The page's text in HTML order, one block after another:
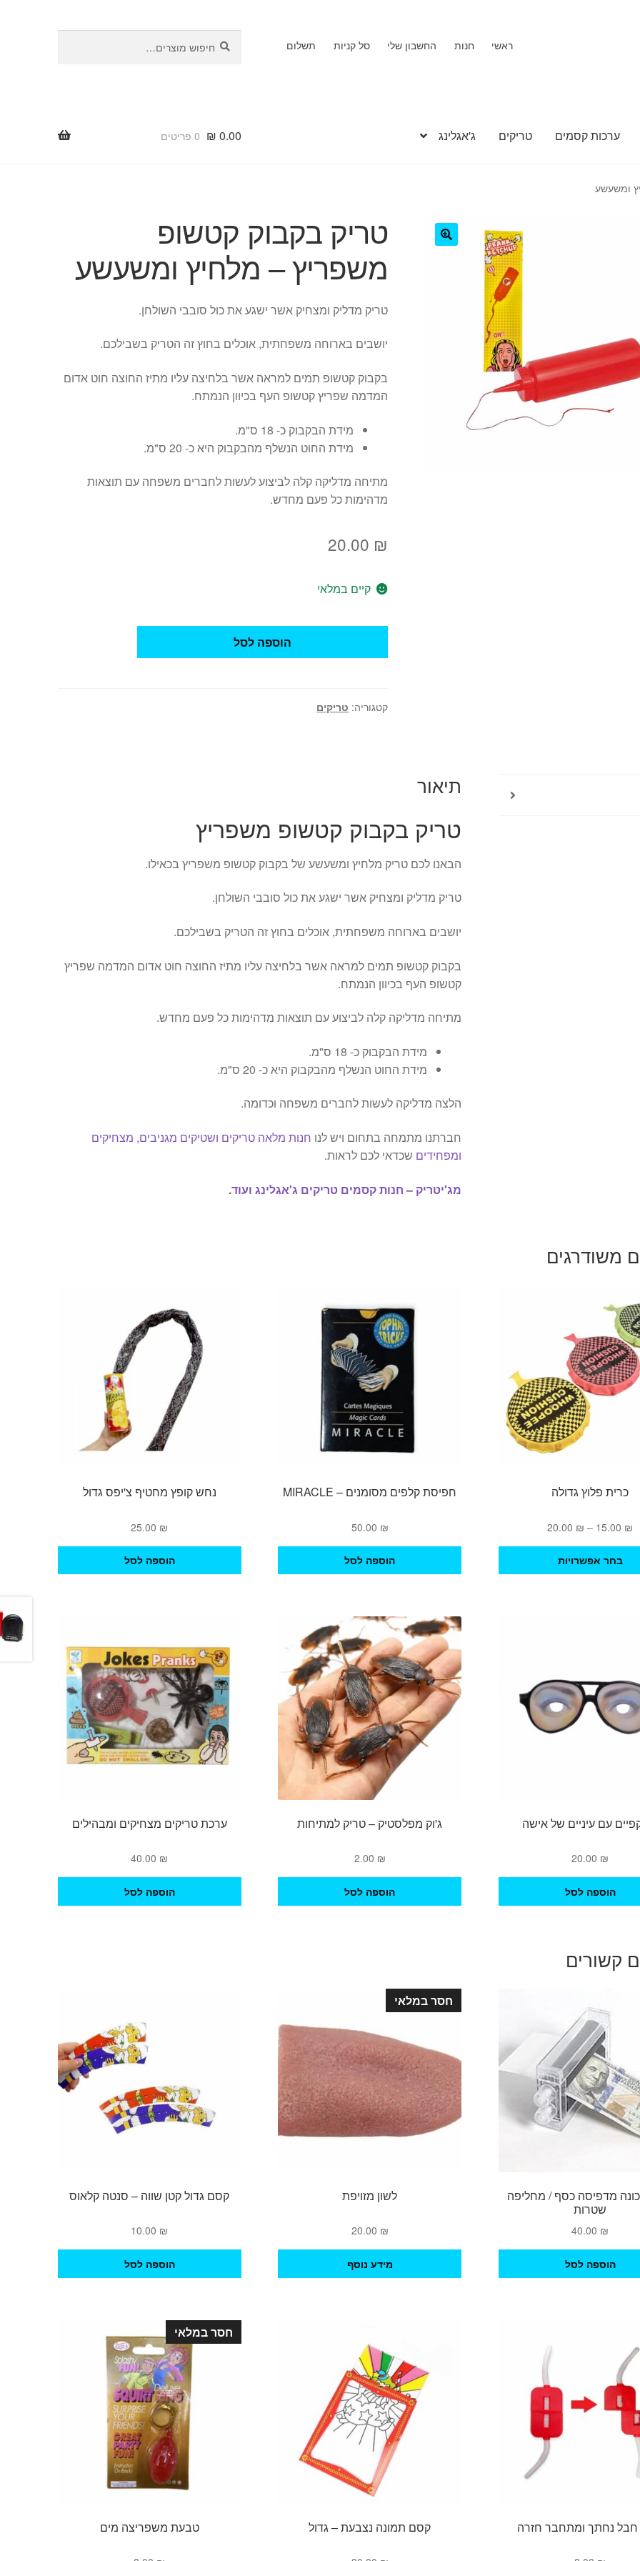
ראשי חנות החשבון שלי סל קניות תשלום
עבור:
ערכות קסמים טריקים ג'אגלינג 0.00
₪ 0 פריטים
ומשעשע
טריק בקבוק קטשופ
משפריץ – מלחיץ ומשעשע
טריק מדליק ומצחיק אשר ישגע את כול סובבי השולחן.
יושבים בארוחה משפחתית, אוכלים בחוץ זה הטריק בשבילכם.
בקבוק קטשופ תמים למראה אשר בלחיצה עליו מתיז החוצה חוט אדום
המדמה שפריץ קטשופ העף בכיוון הנמתח.
מידת הבקבוק כ- 18 ס"מ.
מידת החוט הנשלף מהבקבוק היא כ- 20 ס"מ.
מתיחה מדליקה קלה לביצוע לעשות לחברים משפחה עם תוצאות
מדהימות כל פעם מחדש.
20.00 ₪
קיים במלאי
קטשופ
הוספה לסל
קטגוריה: טריקים
תיאור
טריק בקבוק קטשופ משפריץ
הבאנו לכם טריק מלחיץ ומשעשע של בקבוק קטשופ משפריץ בכאילו.
טריק מדליק ומצחיק אשר ישגע את כול סובבי השולחן.
יושבים בארוחה משפחתית, אוכלים בחוץ זה הטריק בשבילכם.
בקבוק קטשופ תמים למראה אשר בלחיצה עליו מתיז החוצה חוט אדום המדמה שפריץ
קטשופ העף בכיוון הנמתח.
מתיחה מדליקה קלה לביצוע עם תוצאות מדהימות כל פעם מחדש.
מידת הבקבוק כ- 18 ס"מ.
מידת החוט הנשלף מהבקבוק היא כ- 20 ס"מ.
הלצה מדליקה לעשות לחברים משפחה וכדומה.
חברתנו מתמחה בתחום ויש לנו חנות מלאה טריקים ושטיקים מגניבים, מצחיקים
ומפחידים שכדאי לכם לראות.
מג'יטריק – חנות קסמים טריקים ג'אגלינג ועוד.
משודרגים
כרית פלוץ גדולה
15.00 ₪
–
20.00 ₪
טווח
עד
בחר אפשרויות
האפשרויות
חפיסת קלפים מסומנים – MIRACLE
50.00 ₪
הוספה לסל
נחש קופץ מחטיף צ'יפס גדול
25.00 ₪
הוספה לסל
עם עיניים של אישה
20.00 ₪
הוספה לסל
ג'וק מפלסטיק – טריק למתיחות
2.00 ₪
הוספה לסל
ערכת טריקים מצחיקים ומבהילים
40.00 ₪
הוספה לסל
קשורים
מדפיסה כסף / מחליפה
שטרות
40.00 ₪
הוספה לסל
חסר במלאי
לשון מזויפת
20.00 ₪
מידע נוסף
קסם גדול קטן שווה – סנטה קלאוס
10.00 ₪
הוספה לסל
נחתך ומתחבר חזרה קסם תמונה נצבעת – גדול
חסר במלאי
טבעת משפריצה מים